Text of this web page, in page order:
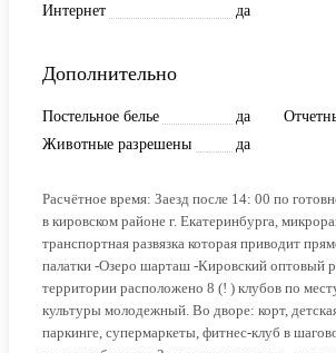
Интернет
да
Дополнительно
Постельное белье да
Животные разрешены
да
Расчётное время: Заезд после 14: 00 по
в кировском районе г. Екатеринбурга,
транспортная развязка которая приводит
палатки -Озеро шарташ -Кировский оптовый
территории расположено 8 (! ) клубов по
культуры молодежный. Во дворе: корт,
паркинге, супермаркеты, фитнес-клуб в